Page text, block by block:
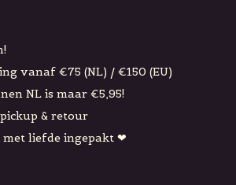
vanaf €75 (NL) / €150 (EU)
NL is maar €5,95!
& retour
met liefde ingepakt ❤